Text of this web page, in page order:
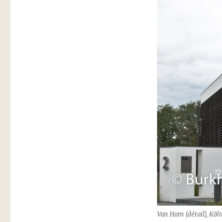
Van Ham (détail),